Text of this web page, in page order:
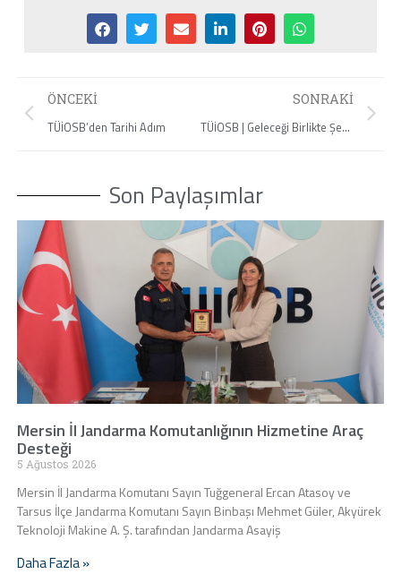
ÖNCEKI
TÜİOSB’den Tarihi Adım
SONRAKI
TÜİOSB | Geleceği Birlikte Şekillendiriyoruz | Berrin Güvenir
Son Paylaşımlar
Mersin İl Jandarma Komutanlığının Hizmetine Araç
Desteği
5 Ağustos 2026
Mersin İl Jandarma Komutanı Sayın Tuğgeneral Ercan Atasoy ve
Tarsus İlçe Jandarma Komutanı Sayın Binbaşı Mehmet Güler, Akyürek
Teknoloji Makine A. Ş. tarafından Jandarma Asayiş
Daha Fazla »